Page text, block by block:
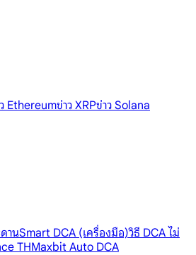
Ethereumข่าว XRPข่าว Solana
านSmart DCA (เครื่องมือ)วิธี DCA ไม่
THMaxbit Auto DCA